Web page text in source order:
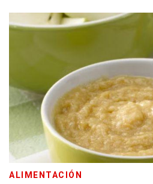
ALIMENTACIÓN